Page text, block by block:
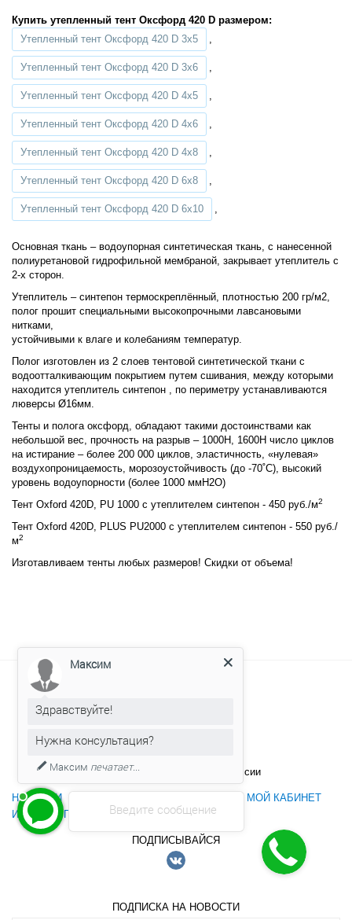
Купить утепленный тент Оксфорд 420 D размером:
Утепленный тент Оксфорд 420 D 3х5
Утепленный тент Оксфорд 420 D 3х6
Утепленный тент Оксфорд 420 D 4х5
Утепленный тент Оксфорд 420 D 4х6
Утепленный тент Оксфорд 420 D 4х8
Утепленный тент Оксфорд 420 D 6х8
Утепленный тент Оксфорд 420 D 6х10
Основная ткань – водоупорная синтетическая ткань, с нанесенной
полиуретановой гидрофильной мембраной, закрывает утеплитель с
2-х сторон.
Утеплитель – синтепон термоскреплённый, плотностью 200 гр/м2,
полог прошит специальными высокопрочными лавсановыми
нитками,
устойчивыми к влаге и колебаниям температур.
Полог изготовлен из 2 слоев тентовой синтетической ткани с
водоотталкивающим покрытием путем сшивания, между которыми
находится утеплитель синтепон , по периметру устанавливаются
люверсы Ø16мм.
Тенты и полога оксфорд, обладают такими достоинствами как
небольшой вес, прочность на разрыв – 1000Н, 1600Н число циклов
на истирание – более 200 000 циклов, эластичность, «нулевая»
воздухопроницаемость, морозоустойчивость (до -70˚C), высокий
уровень водоупорности (более 1000 ммН2О)
Тент Oxford 420D, PU 1000 c утеплителем синтепон - 450 руб./м2
Тент Oxford 420D, PLUS PU2000 c утеплителем синтепон - 550 руб./
м2
Изготавливаем тенты любых размеров! Скидки от объема!
@maksileksru
Обратная связь
Бесплатные звонки по всей России
НОВОСТИ
МОЙ КАБИНЕТ
ИСТОРИЯ ПОКУПОК
ПОДПИСЫВАЙСЯ
ПОДПИСКА НА НОВОСТИ
Введите сообщение
Максим
Здравствуйте!
Нужна консультация?
Максим печатает...